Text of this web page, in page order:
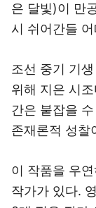
은 달빛)이 만
시 쉬어간들
조선 중기 기
위해 지은 시
간은 붙잡을
존재론적 성찰
이 작품을 우
작가가 있다.